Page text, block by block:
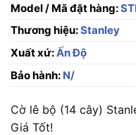
Model / Mã đặt hàng:
Thương hiệu:Stanley
Xuất xứ:Ấn Độ
Bảo hành: N/
Cờ lê bộ (14 cây)
Giá Tốt!